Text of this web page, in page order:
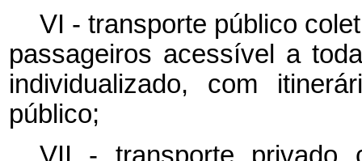
VI - transporte público
passageiros acessível a
individualizado, com
público;
VII - transporte privado